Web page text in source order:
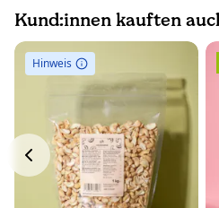
Kund:innen kauften
Hinweis